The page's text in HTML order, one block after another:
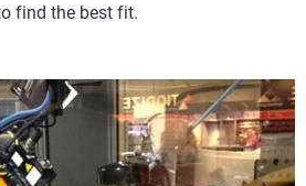
find the best fit.